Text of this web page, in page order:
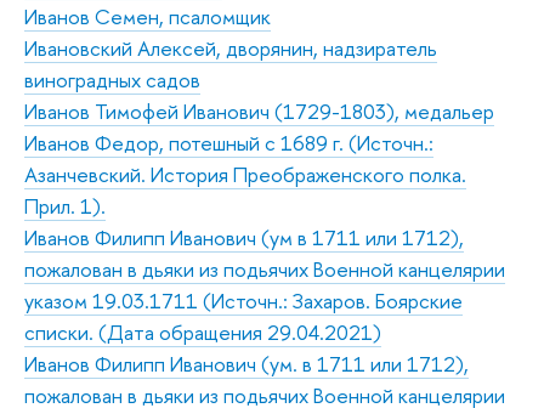
Иванов Семен, псаломщик
Ивановский Алексей, дворянин, надзиратель
виноградных садов
Иванов Тимофей Иванович (1729-1803), медальер
Иванов Федор, потешный с 1689 г. (Источн.:
Азанчевский. История Преображенского полка.
Прил. 1).
Иванов Филипп Иванович (ум в 1711 или 1712),
пожалован в дьяки из подьячих Военной канцелярии
указом 19.03.1711 (Источн.: Захаров. Боярские
списки. (Дата обращения 29.04.2021)
Иванов Филипп Иванович (ум. в 1711 или 1712),
пожалован в дьяки из подьячих Военной канцелярии